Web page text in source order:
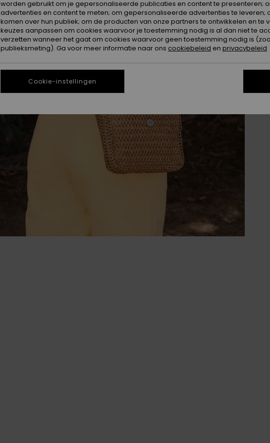
worden gebruikt om je gepersonaliseerde publicaties en content te presenteren;
advertenties en content te meten; om gepersonaliseerde advertenties te leveren;
komen over hun publiek; om de producten van onze partners te ontwikkelen en te
keuzes aanpassen om cookies waarvoor je toestemming nodig is al dan niet te
verzetten wanneer het gaat om cookies waarvoor geen toestemming nodig is
publieksmeting). Ga voor meer informatie naar ons cookiebeleid en privacybeleid
Cookie-instellingen